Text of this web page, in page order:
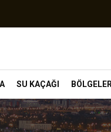
SU KAÇAĞI BÖLGELER